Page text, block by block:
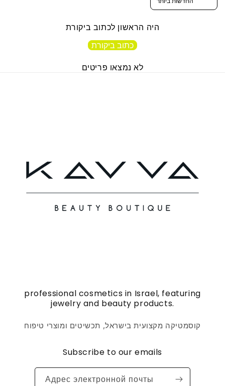
היה הראשון לכתוב ביקורת
כתוב ביקורת
לא נמצאו פריטים
professional cosmetics in Israel, featuring
jewelry and beauty products.
קוסמטיקה מקצועית בישראל, תכשיטים ומוצרי טיפוח
Subscribe to our emails
Адрес электронной почты